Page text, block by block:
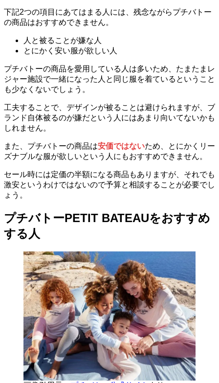
下記2つの項目にあてはまる人には、残念ながらプチバトー
の商品はおすすめできません。
人と被ることが嫌な人
とにかく安い服が欲しい人
プチバトーの商品を愛用している人は多いため、たまたまレ
ジャー施設で一緒になった人と同じ服を着ているということ
も少なくないでしょう。
工夫することで、デザインが被ることは避けられますが、ブ
ランド自体被るのが嫌だという人にはあまり向いてないかも
しれません。
また、プチバトーの商品は安価ではないため、とにかくリー
ズナブルな服が欲しいという人にもおすすめできません。
セール時には定価の半額になる商品もありますが、それでも
激安というわけではないので予算と相談することが必要でし
ょう。
プチバトーPETIT BATEAUをおすすめ
する人